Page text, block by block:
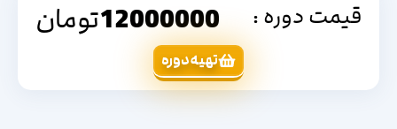
قیمت دوره : 12000000تومان
تهیه دوره